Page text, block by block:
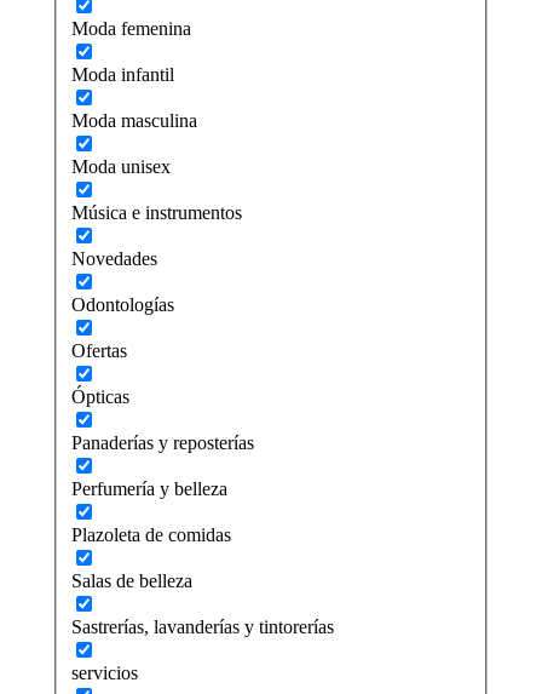
Moda femenina
Moda infantil
Moda masculina
Moda unisex
Música e instrumentos
Novedades
Odontologías
Ofertas
Ópticas
Panaderías y reposterías
Perfumería y belleza
Plazoleta de comidas
Salas de belleza
Sastrerías, lavanderías y tintorerías
servicios